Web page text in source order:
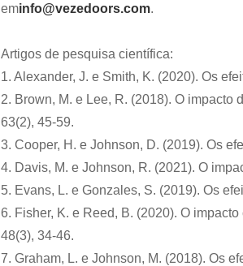
eminfo@vezedoors.com.
Artigos de pesquisa científica:
1. Alexander, J. e Smith, K. (2020). Os
2. Brown, M. e Lee, R. (2018). O
63(2), 45-59.
3. Cooper, H. e Johnson, D. (2019). Os
4. Davis, M. e Johnson, R. (2021). O
5. Evans, L. e Gonzales, S. (2019). Os
6. Fisher, K. e Reed, B. (2020). O
48(3), 34-46.
7. Graham, L. e Johnson, M. (2018). Os